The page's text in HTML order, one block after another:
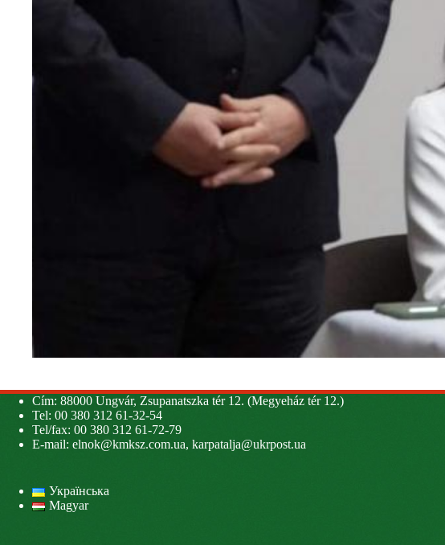
Cím: 88000 Ungvár, Zsupanatszka tér 12. (Megyeház tér 12.)
Tel: 00 380 312 61-32-54
Tel/fax: 00 380 312 61-72-79
E-mail: elnok@kmksz.com.ua, karpatalja@ukrpost.ua
Українська
Magyar